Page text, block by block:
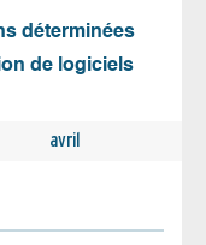
déterminées
de logiciels
avril